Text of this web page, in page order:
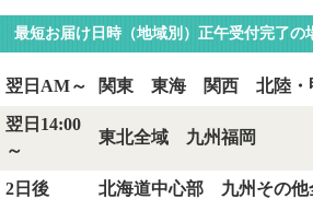
最短お届け日時（地域別）正午受付完了の
翌日AM～ 関東 東海 関西 北陸・
翌日14:00
～
東北全域 九州福岡
2日後 北海道中心部 九州その